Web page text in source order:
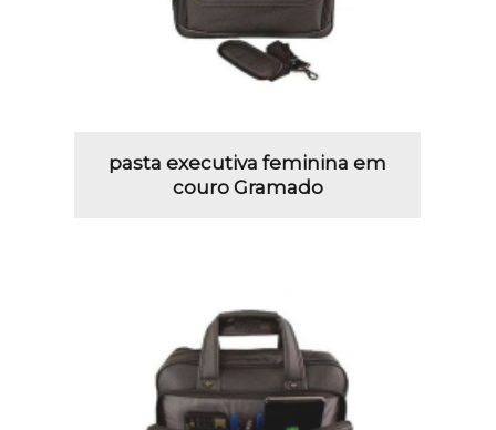
pasta executiva feminina em
couro Gramado